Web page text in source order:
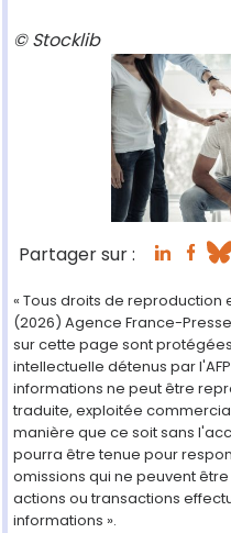
© Stocklib
Partager sur :
« Tous droits de
(2026) Agence France-
sur cette page sont
intellectuelle détenus par
informations ne peut être
traduite, exploitée
manière que ce soit sans
pourra être tenue pour
omissions qui ne peuvent
actions ou transactions
informations ».